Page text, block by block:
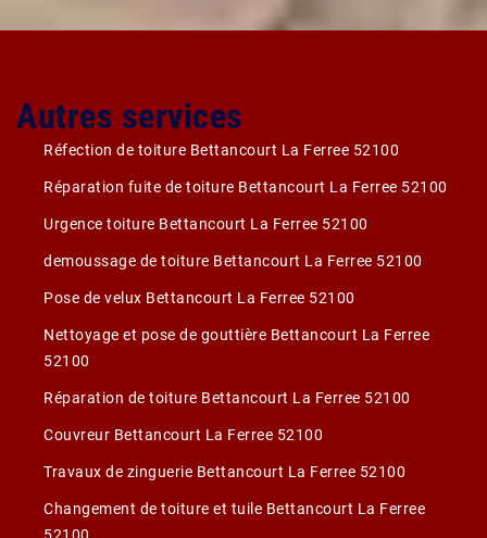
Autres services
Réfection de toiture Bettancourt La Ferree 52100
Réparation fuite de toiture Bettancourt La Ferree 52100
Urgence toiture Bettancourt La Ferree 52100
demoussage de toiture Bettancourt La Ferree 52100
Pose de velux Bettancourt La Ferree 52100
Nettoyage et pose de gouttière Bettancourt La Ferree
52100
Réparation de toiture Bettancourt La Ferree 52100
Couvreur Bettancourt La Ferree 52100
Travaux de zinguerie Bettancourt La Ferree 52100
Changement de toiture et tuile Bettancourt La Ferree